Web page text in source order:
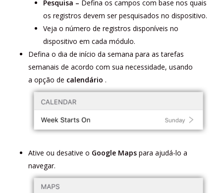
Pesquisa – Defina os campos com base nos quais
os registros devem ser pesquisados ​​no dispositivo.
Veja o número de registros disponíveis no
dispositivo em cada módulo.
Defina o dia de início da semana para as tarefas
semanais de acordo com sua necessidade, usando
a opção de calendário .
Ative ou desative o Google Mapspara ajudá-lo a
navegar.